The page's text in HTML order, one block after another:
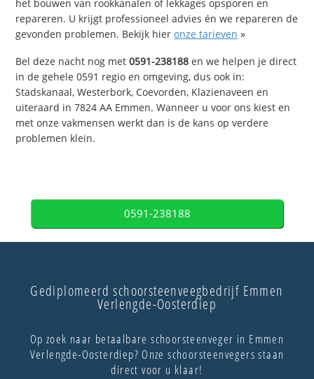
het bouwen van rookkanalen of lekkages opsporen en
repareren. U krijgt professioneel advies én we repareren de
gevonden problemen. Bekijk hieronze tarieven »
Bel deze nacht nog met0591-238188 en we helpen je direct
in de gehele 0591 regio en omgeving, dus ook in:
Stadskanaal, Westerbork, Coevorden, Klazienaveen en
uiteraard in 7824 AA Emmen. Wanneer u voor ons kiest en
met onze vakmensen werkt dan is de kans op verdere
problemen klein.
0591-238188
Gediplomeerd schoorsteenveegbedrijf Emmen
Verlengde-Oosterdiep
Op zoek naar betaalbare schoorsteenveger in Emmen
Verlengde-Oosterdiep? Onze schoorsteenvegers staan
direct voor u klaar!